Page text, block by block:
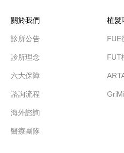
關於我們
診所公告
診所理念
六大保障
諮詢流程
海外諮詢
醫療團隊
植髮
FUE
FUT